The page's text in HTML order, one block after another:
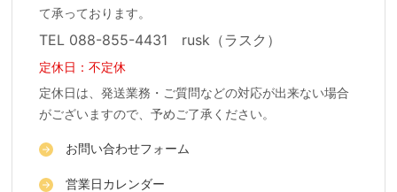
て承っております。
TEL 088-855-4431 rusk（ラスク）
定休日：不定休
定休日は、発送業務・ご質問などの対応が出来ない場合
がございますので、予めご了承ください。
お問い合わせフォーム
営業日カレンダー